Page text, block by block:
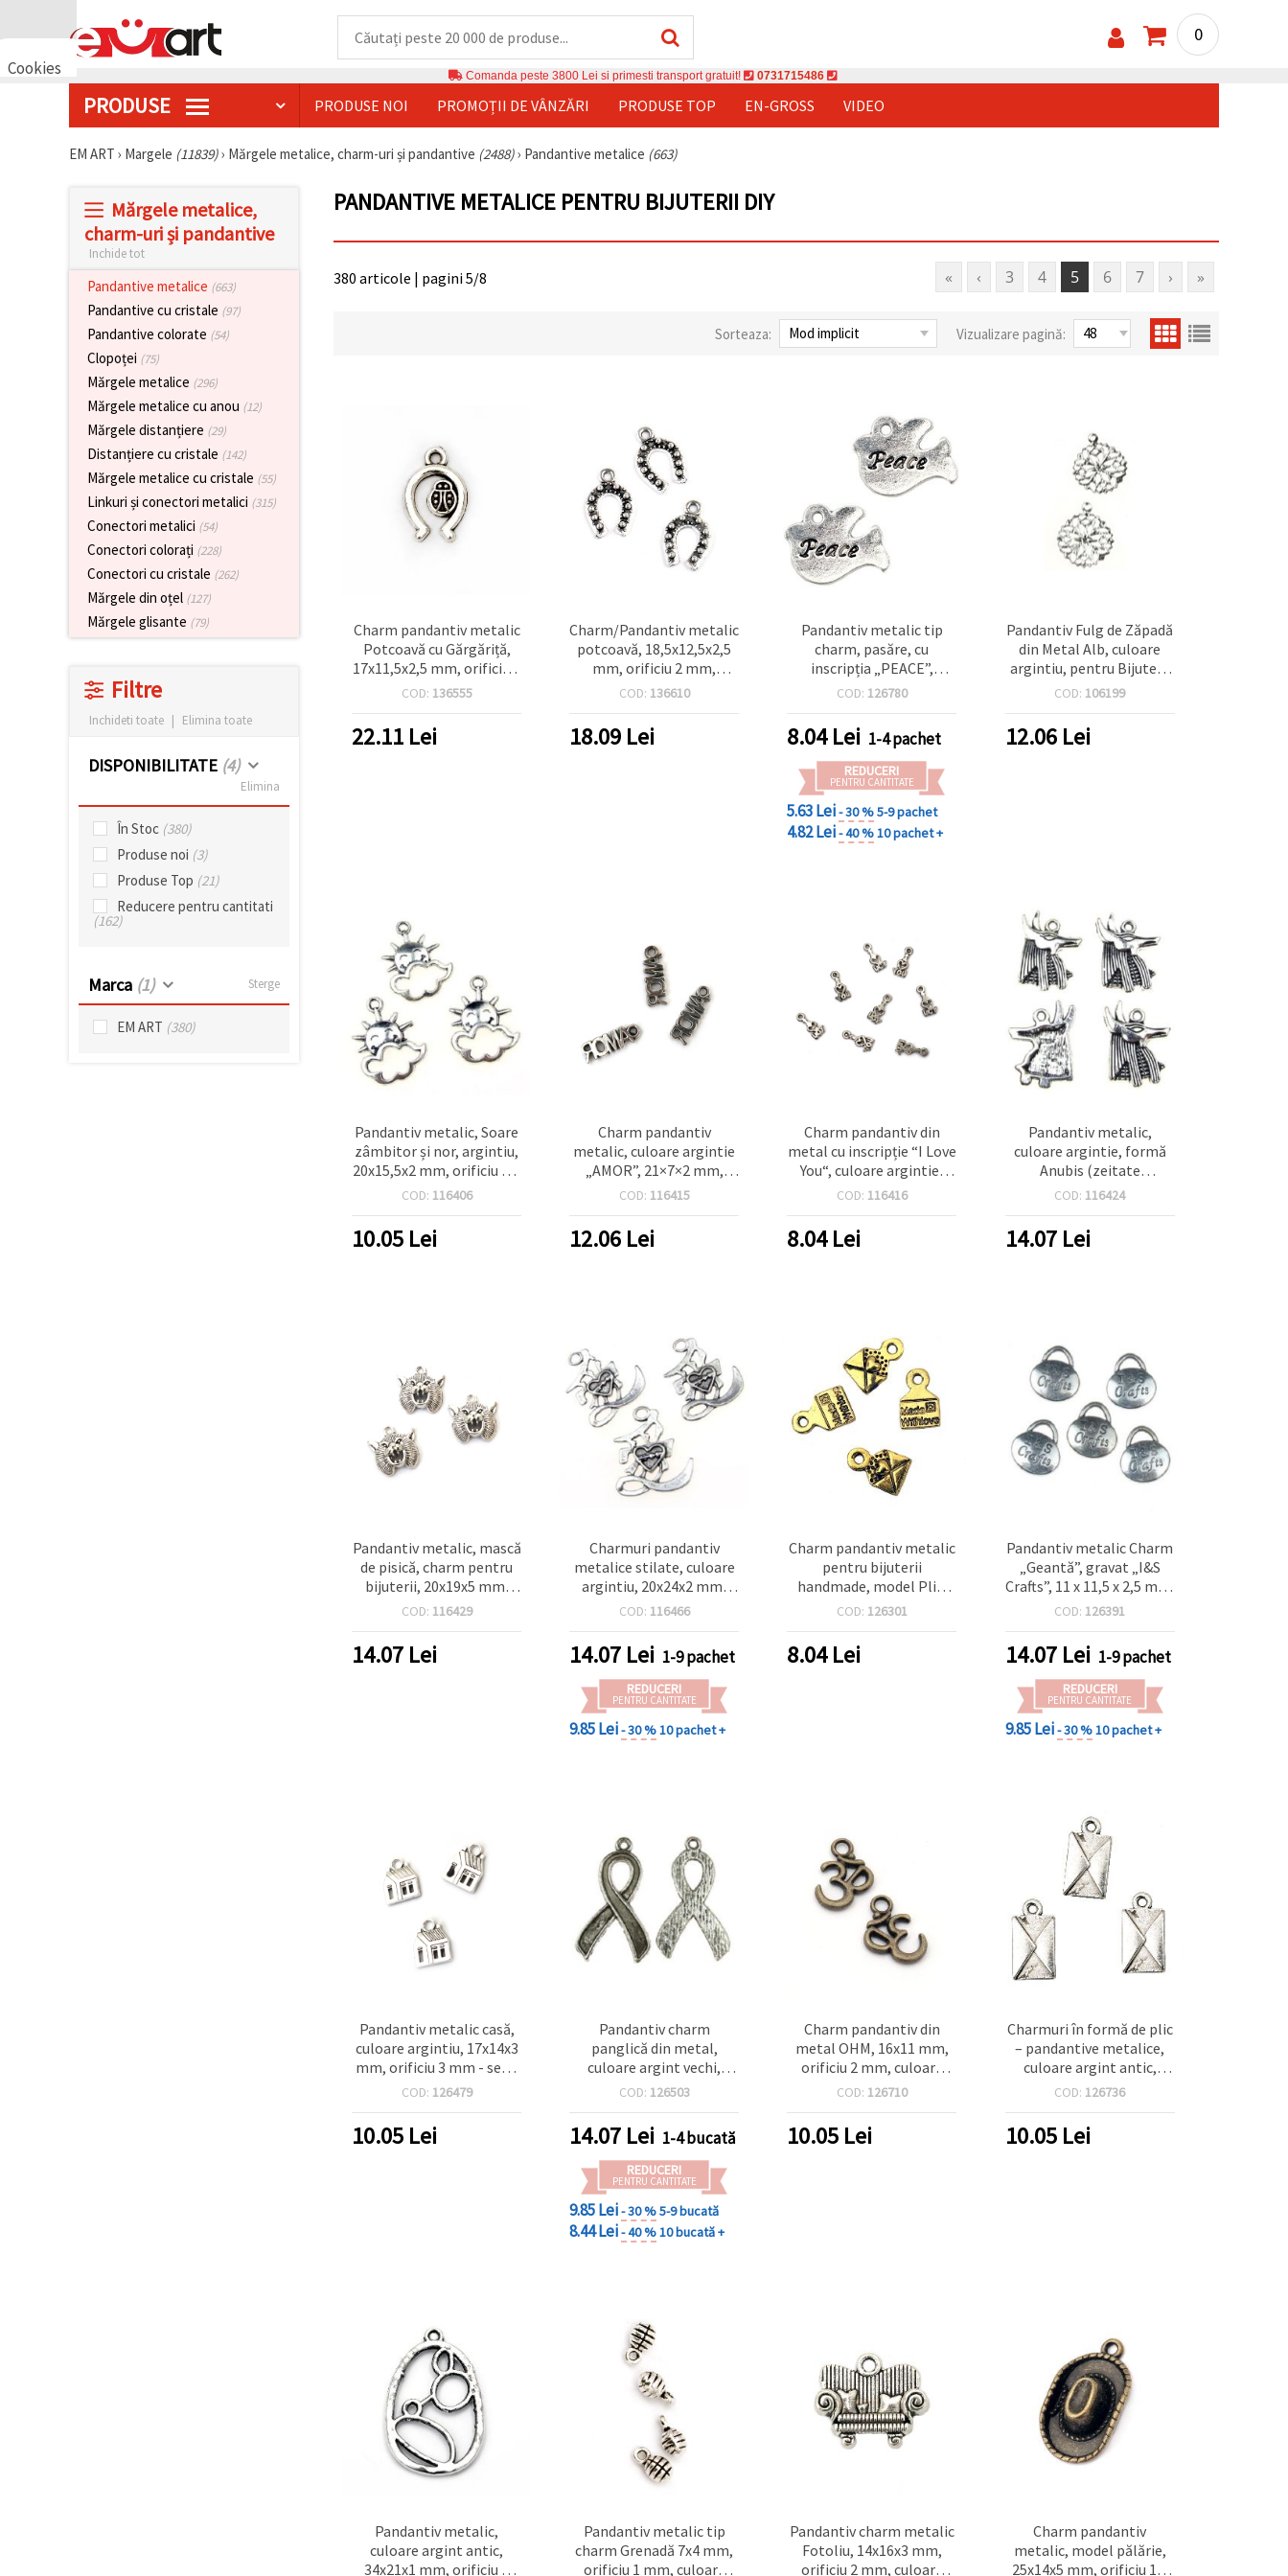
Cookies
0
Comanda peste 3800 Lei si primesti transport gratuit! 0731715486
PRODUSE PRODUSE NOI PROMOȚII DE VÂNZĂRI PRODUSE TOP EN-GROSS VIDEO
EM ART › Margele (11839)› Mărgele metalice, charm-uri și pandantive (2488)› Pandantive metalice (663)
Mărgele metalice,
charm-uri și pandantive
Inchide tot
Pandantive metalice (663)
Pandantive cu cristale (97)
Pandantive colorate (54)
Clopoței (75)
Mărgele metalice (296)
Mărgele metalice cu anou (12)
Mărgele distanțiere (29)
Distanțiere cu cristale (142)
Mărgele metalice cu cristale (55)
Linkuri și conectori metalici (315)
Conectori metalici (54)
Conectori colorați (228)
Conectori cu cristale (262)
Mărgele din oțel (127)
Mărgele glisante (79)
Filtre
Inchideti toate | Elimina toate
DISPONIBILITATE (4)
Elimina
În Stoc (380)
Produse noi (3)
Produse Top (21)
Reducere pentru cantitati
(162)
Marca (1) Sterge
EM ART (380)
PANDANTIVE METALICE PENTRU BIJUTERII DIY
« ‹ 3 4 5 6 7 › »
380 articole | pagini 5/8
Sorteaza: Vizualizare pagină:
Charm pandantiv metalic
Potcoavă cu Gărgăriță,
17x11,5x2,5 mm, orificiu 2
mm, culoare argint antic
COD: 136555
22.11 Lei
Charm/Pandantiv metalic
potcoavă, 18,5x12,5x2,5
mm, orificiu 2 mm,
culoare argint antichizat
COD: 136610
18.09 Lei
Pandantiv metalic tip
charm, pasăre, cu
inscripția „PEACE”,
culoare argintie,
mm – set 5 bucăți
COD: 126780
8.04Lei 1-4 pachet
REDUCERI
PENTRU CANTITATE
5.63 Lei- 30 %5-9 pachet
4.82 Lei- 40 %10 pachet +
Pandantiv Fulg de Zăpadă
din Metal Alb, culoare
argintiu, pentru Bijuterii
DIY/Handmade, 15x13x5
bucăți
COD: 106199
12.06Lei
Pandantiv metalic, Soare
zâmbitor și nor, argintiu,
20x15,5x2 mm, orificiu 1,5
mm – set 10 bucăți
COD: 116406
10.05 Lei
Charm pandantiv
metalic, culoare argintie
„AMOR”, 21×7×2 mm,
orificiu 2,5 mm – set 10
handmade și DIY
COD: 116415
12.06 Lei
Charm pandantiv din
metal cu inscripție “I Love
You“, culoare argintie,
12x6x1.5 mm, gaură 1 mm
COD: 116416
8.04Lei
Pandantiv metalic,
culoare argintie, formă
Anubis (zeitate
egipteană), 20x15x2 mm,
buc.
COD: 116424
14.07Lei
Pandantiv metalic, mască
de pisică, charm pentru
bijuterii, 20x19x5 mm,
gaură: 2 mm, culoare
COD: 116429
14.07 Lei
Charmuri pandantiv
metalice stilate, culoare
argintiu, 20x24x2 mm,
orificiu 3 mm – Pachet
bijuterii DIY creative
COD: 116466
14.07 Lei 1-9 pachet
REDUCERI
PENTRU CANTITATE
9.85 Lei- 30 %10 pachet +
Charm pandantiv metalic
pentru bijuterii
handmade, model Plic,
12x7 mm, orificiu 1,5 mm,
20 bucăți
COD: 126301
8.04Lei
Pandantiv metalic Charm
„Geantă”, gravat „I&S
Crafts”, 11 x 11,5 x 2,5 mm,
gaură 2 mm, culoare
bucăți
COD: 126391
14.07Lei 1-9 pachet
REDUCERI
PENTRU CANTITATE
9.85 Lei- 30 %10 pachet +
Pandantiv metalic casă,
culoare argintiu, 17x14x3
mm, orificiu 3 mm - set 5
bucăți pentru bijuterii
COD: 126479
10.05 Lei
Pandantiv charm
panglică din metal,
culoare argint vechi,
31x17x1.5 mm, orificiu 2
COD: 126503
14.07 Lei 1-4 bucată
REDUCERI
PENTRU CANTITATE
9.85 Lei- 30 %5-9 bucată
8.44 Lei- 40 %10 bucată +
Charm pandantiv din
metal OHM, 16x11 mm,
orificiu 2 mm, culoare
bronz antic - 10 bucăți
COD: 126710
10.05 Lei
Charmuri în formă de plic
– pandantive metalice,
culoare argint antic,
16.5×9×2 mm, gaură 1
pentru bijuterii
handmade și craft DIY
COD: 126736
10.05Lei
Pandantiv metalic,
culoare argint antic,
34x21x1 mm, orificiu 2
Pandantiv metalic tip
charm Grenadă 7x4 mm,
orificiu 1 mm, culoare
Pandantiv charm metalic
Fotoliu, 14x16x3 mm,
orificiu 2 mm, culoare
Charm pandantiv
metalic, model pălărie,
25x14x5 mm, orificiu 1,5